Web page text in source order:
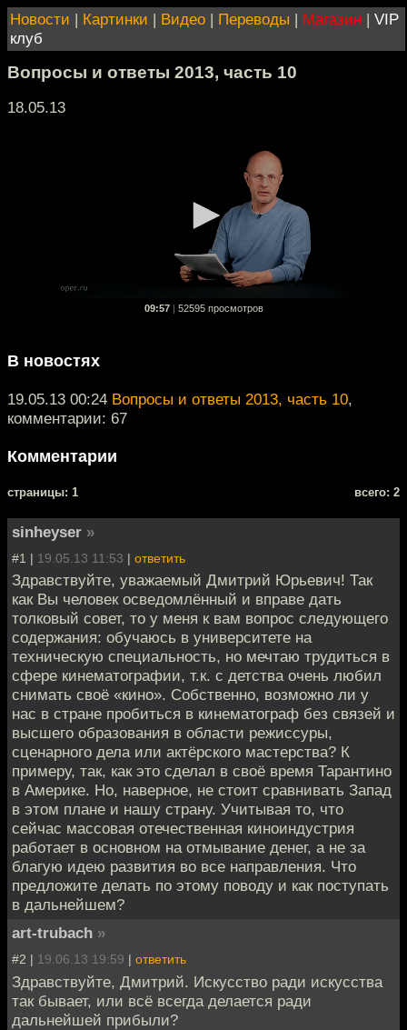
Новости | Картинки | Видео | Переводы | Магазин | VIP
клуб
Вопросы и ответы 2013, часть 10
18.05.13
09:57 52595 просмотров
В новостях
19.05.13 00:24 Вопросы и ответы 2013, часть 10,
комментарии: 67
Комментарии
cтраницы: 1 всего: 2
sinheyser »
#1 | 19.05.13 11:53 | ответить
Здравствуйте, уважаемый Дмитрий Юрьевич! Так
как Вы человек осведомлённый и вправе дать
толковый совет, то у меня к вам вопрос следующего
содержания: обучаюсь в университете на
техническую специальность, но мечтаю трудиться в
сфере кинематографии, т.к. с детства очень любил
снимать своё «кино». Собственно, возможно ли у
нас в стране пробиться в кинематограф без связей и
высшего образования в области режиссуры,
сценарного дела или актёрского мастерства? К
примеру, так, как это сделал в своё время Тарантино
в Америке. Но, наверное, не стоит сравнивать Запад
в этом плане и нашу страну. Учитывая то, что
сейчас массовая отечественная киноиндустрия
работает в основном на отмывание денег, а не за
благую идею развития во все направления. Что
предложите делать по этому поводу и как поступать
в дальнейшем?
art-trubach »
#2 | 19.06.13 19:59 | ответить
Здравствуйте, Дмитрий. Искусство ради искусства
так бывает, или всё всегда делается ради
дальнейшей прибыли?